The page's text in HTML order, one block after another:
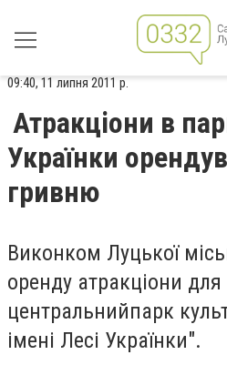
09:40, 11 липня 2011 р.
Атракціони в
Українки
гривню
Виконком Луцької
оренду атракціони
центральнийпарк
імені Лесі Українки".